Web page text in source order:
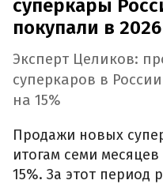
суперкары
покупали в
Эксперт Целиков:
суперкаров в
на 15%
Продажи новых
итогам семи
15%. За этот период